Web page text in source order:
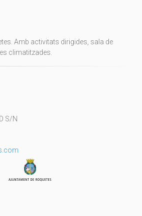
Amb activitats dirigides, sala de
climatitzades.
S/N